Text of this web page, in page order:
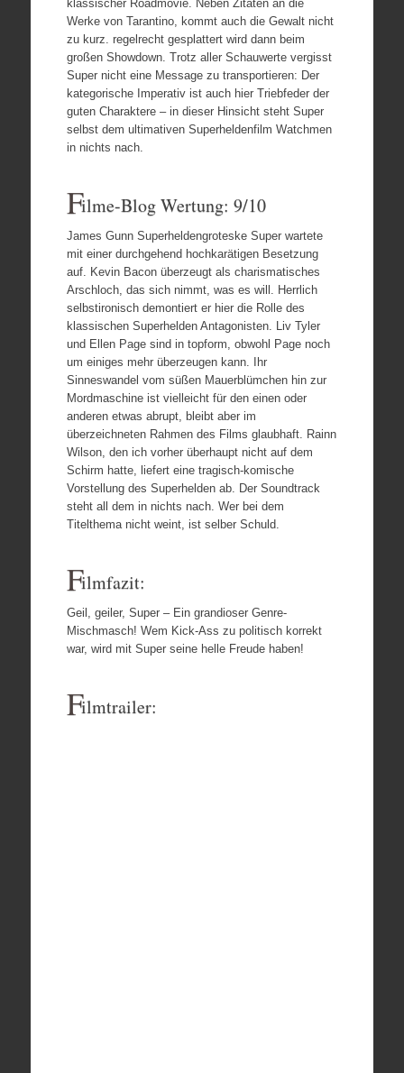
klassischer Roadmovie. Neben Zitaten an die
Werke von Tarantino, kommt auch die Gewalt nicht
zu kurz. regelrecht gesplattert wird dann beim
großen Showdown. Trotz aller Schauwerte vergisst
Super nicht eine Message zu transportieren: Der
kategorische Imperativ ist auch hier Triebfeder der
guten Charaktere – in dieser Hinsicht steht Super
selbst dem ultimativen Superheldenfilm Watchmen
in nichts nach.
Filme-Blog Wertung: 9/10
James Gunn Superheldengroteske Super wartete
mit einer durchgehend hochkarätigen Besetzung
auf. Kevin Bacon überzeugt als charismatisches
Arschloch, das sich nimmt, was es will. Herrlich
selbstironisch demontiert er hier die Rolle des
klassischen Superhelden Antagonisten. Liv Tyler
und Ellen Page sind in topform, obwohl Page noch
um einiges mehr überzeugen kann. Ihr
Sinneswandel vom süßen Mauerblümchen hin zur
Mordmaschine ist vielleicht für den einen oder
anderen etwas abrupt, bleibt aber im
überzeichneten Rahmen des Films glaubhaft. Rainn
Wilson, den ich vorher überhaupt nicht auf dem
Schirm hatte, liefert eine tragisch-komische
Vorstellung des Superhelden ab. Der Soundtrack
steht all dem in nichts nach. Wer bei dem
Titelthema nicht weint, ist selber Schuld.
Filmfazit:
Geil, geiler, Super – Ein grandioser Genre-
Mischmasch! Wem Kick-Ass zu politisch korrekt
war, wird mit Super seine helle Freude haben!
Filmtrailer: